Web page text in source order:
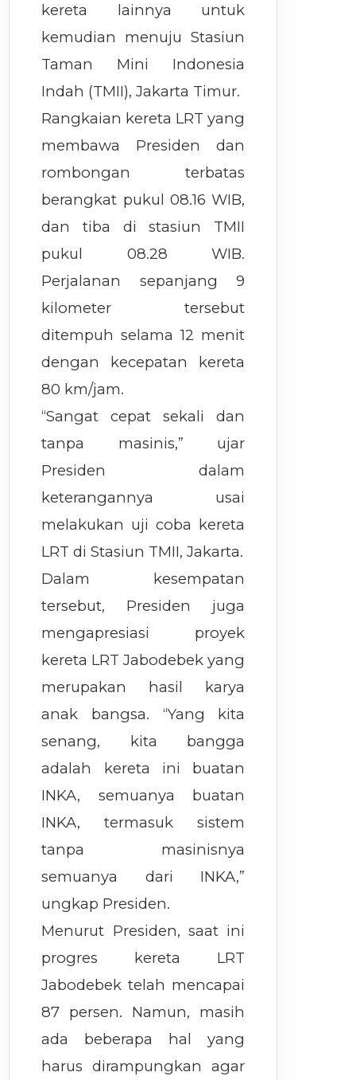
kereta lainnya untuk
kemudian menuju Stasiun
Taman Mini Indonesia
Indah (TMII), Jakarta Timur.
Rangkaian kereta LRT yang
membawa Presiden dan
rombongan terbatas
berangkat pukul 08.16 WIB,
dan tiba di stasiun TMII
pukul 08.28 WIB.
Perjalanan sepanjang 9
kilometer tersebut
ditempuh selama 12 menit
dengan kecepatan kereta
80 km/jam.
“Sangat cepat sekali dan
tanpa masinis,” ujar
Presiden dalam
keterangannya usai
melakukan uji coba kereta
LRT di Stasiun TMII, Jakarta.
Dalam kesempatan
tersebut, Presiden juga
mengapresiasi proyek
kereta LRT Jabodebek yang
merupakan hasil karya
anak bangsa. “Yang kita
senang, kita bangga
adalah kereta ini buatan
INKA, semuanya buatan
INKA, termasuk sistem
tanpa masinisnya
semuanya dari INKA,”
ungkap Presiden.
Menurut Presiden, saat ini
progres kereta LRT
Jabodebek telah mencapai
87 persen. Namun, masih
ada beberapa hal yang
harus dirampungkan agar